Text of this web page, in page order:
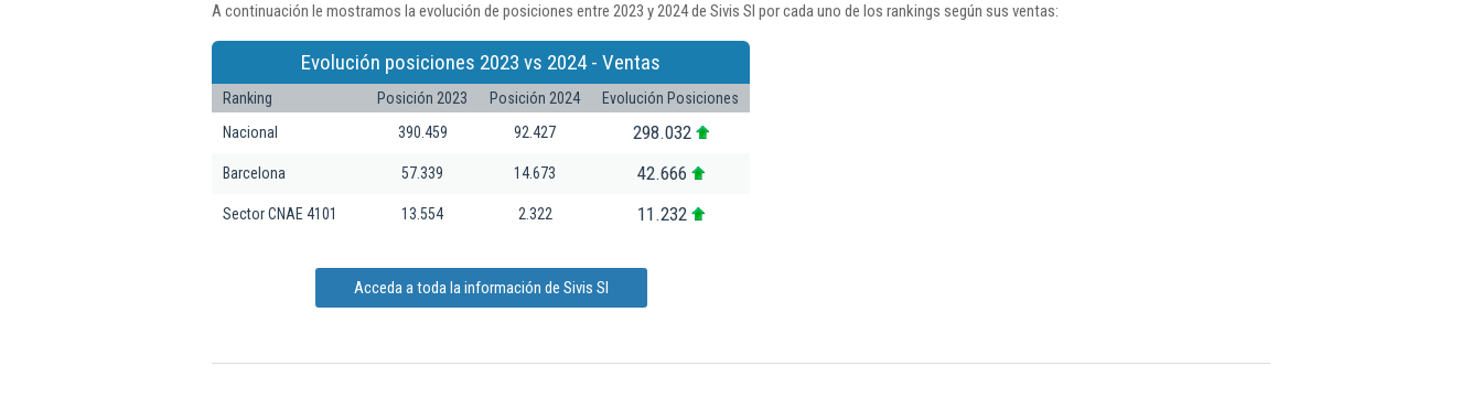
A continuación le mostramos la evolución de posiciones entre 2023 y 2024 de Sivis Sl por cada uno de los rankings según sus ventas:
Evolución posiciones 2023 vs 2024 - Ventas
Ranking Posición 2023 Posición 2024
Evolución Posiciones
Nacional
390.459 92.427 298.032
Barcelona 57.339 14.673 42.666
Sector CNAE 4101 13.554 2.322 11.232
Acceda a toda la información de Sivis Sl